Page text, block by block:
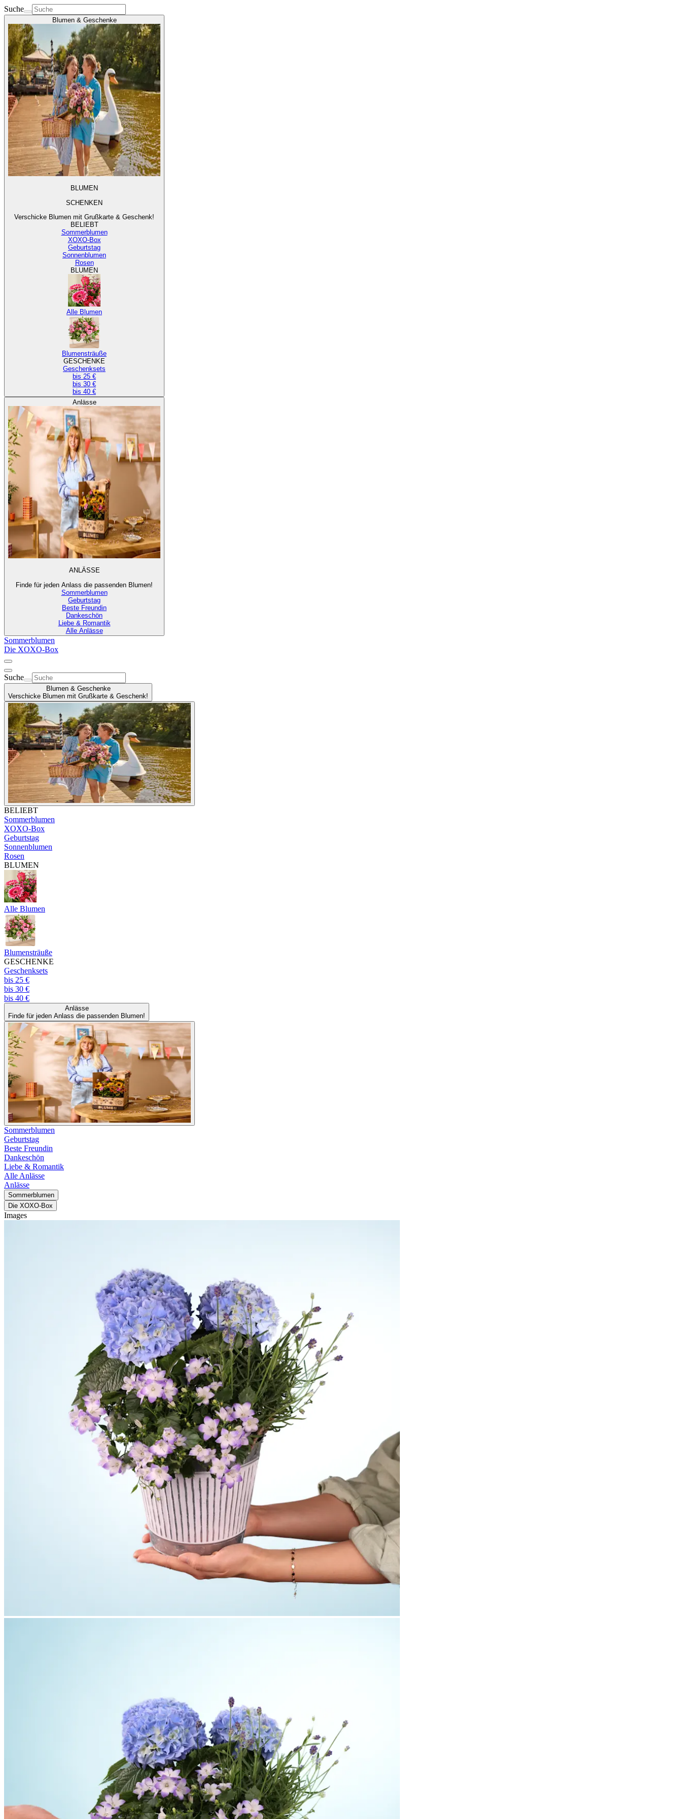
Suche
Blumen & Geschenke
BLUMEN
SCHENKEN
Verschicke Blumen mit Grußkarte & Geschenk!
BELIEBT
Sommerblumen
XOXO-Box
Geburtstag
Sonnenblumen
Rosen
BLUMEN
Alle Blumen
Blumensträuße
GESCHENKE
Geschenksets
bis 25 €
bis 30 €
bis 40 €
Anlässe
ANLÄSSE
Finde für jeden Anlass die passenden Blumen!
Sommerblumen
Geburtstag
Beste Freundin
Dankeschön
Liebe & Romantik
Alle Anlässe
Sommerblumen
Die XOXO-Box
Suche
Blumen & Geschenke
Verschicke Blumen mit Grußkarte & Geschenk!
BELIEBT
Sommerblumen
XOXO-Box
Geburtstag
Sonnenblumen
Rosen
BLUMEN
Alle Blumen
Blumensträuße
GESCHENKE
Geschenksets
bis 25 €
bis 30 €
bis 40 €
Anlässe
Finde für jeden Anlass die passenden Blumen!
Sommerblumen
Geburtstag
Beste Freundin
Dankeschön
Liebe & Romantik
Alle Anlässe
Anlässe
Sommerblumen
Die XOXO-Box
Images